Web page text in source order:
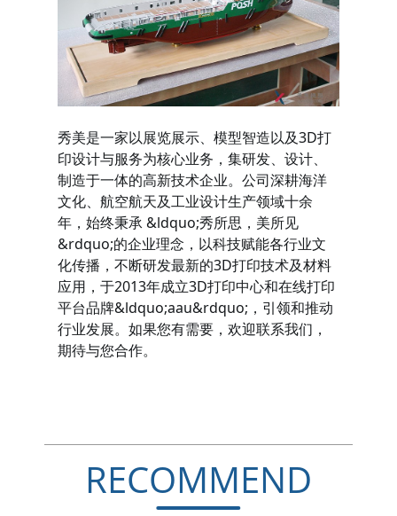
秀美是一家以展览展示、模型智造以及3D打
印设计与服务为核心业务，集研发、设计、
制造于一体的高新技术企业。公司深耕海洋
文化、航空航天及工业设计生产领域十余
年，始终秉承 &ldquo;秀所思，美所见
&rdquo;的企业理念，以科技赋能各行业文
化传播，不断研发最新的3D打印技术及材料
应用，于2013年成立3D打印中心和在线打印
平台品牌&ldquo;aau&rdquo;，引领和推动
行业发展。如果您有需要，欢迎联系我们，
期待与您合作。
RECOMMEND